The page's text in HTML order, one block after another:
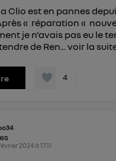
Clio est en pannes
« réparation «
je n'avais pas eu le
de Ren...voir la
4
2024à17:11